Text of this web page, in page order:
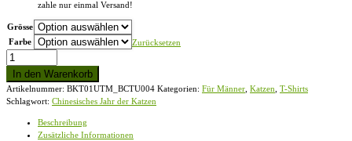
zahle nur einmal Versand!
Grösse
Farbe
Zurücksetzen
Chinesisches
Jahr
der
Katzen
-
In den Warenkorb
Artikelnummer: BKT01UTM_BCTU004 Kategorien: Für Männer Katzen T-Shirts
Schlagwort: Chinesisches Jahr der Katzen
Beschreibung
Zusätzliche Informationen